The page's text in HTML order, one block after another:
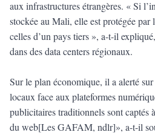
aux infrastructures étrangères. « Si
stockée au Mali, elle est protégée par
celles d’un pays tiers », a-t-il
dans des data centers régionaux.
Sur le plan économique, il a alerté
locaux face aux plateformes
publicitaires traditionnels sont captés
du web[Les GAFAM, ndlr]», a-t-il